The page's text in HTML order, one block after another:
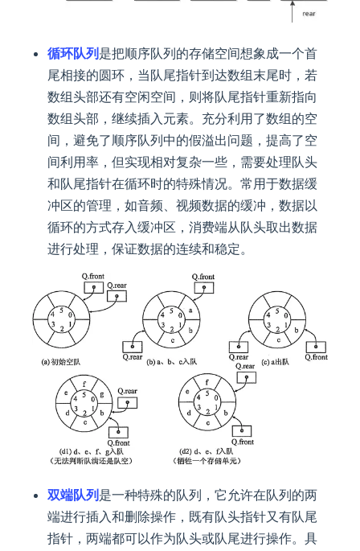
循环队列是把顺序队列的存储空间想象成一个首
尾相接的圆环，当队尾指针到达数组末尾时，若
数组头部还有空闲空间，则将队尾指针重新指向
数组头部，继续插入元素。充分利用了数组的空
间，避免了顺序队列中的假溢出问题，提高了空
间利用率，但实现相对复杂一些，需要处理队头
和队尾指针在循环时的特殊情况。常用于数据缓
冲区的管理，如音频、视频数据的缓冲，数据以
循环的方式存入缓冲区，消费端从队头取出数据
进行处理，保证数据的连续和稳定。
双端队列 是一种特殊的队列，它允许在队列的两
端进行插入和删除操作，既有队头指针又有队尾
指针，两端都可以作为队头或队尾进行操作。具